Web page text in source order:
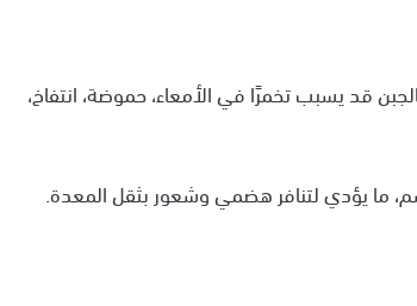
قد يسبب تخمرًا في الأمعاء، حموضة، انتفاخ،
ما يؤدي لتنافر هضمي وشعور بثقل المعدة.